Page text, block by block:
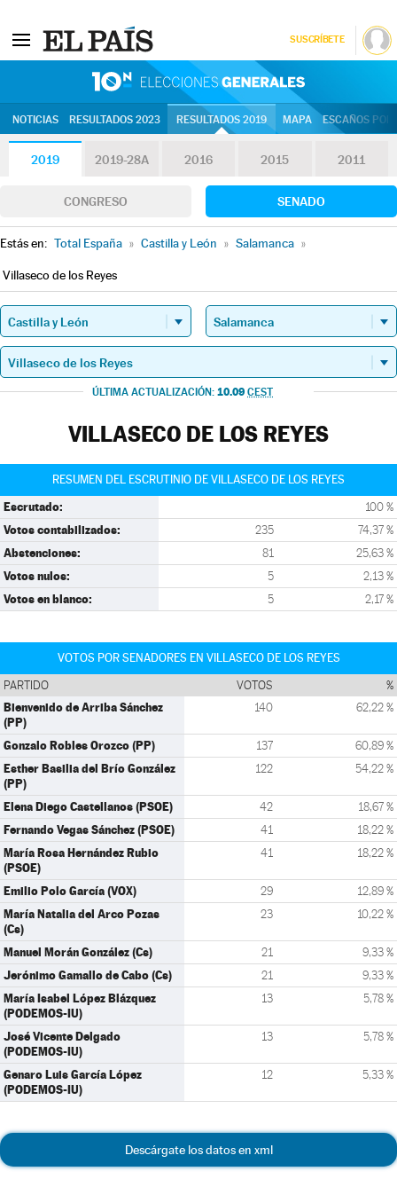
SUSCRÍBETE
NOTICIAS RESULTADOS 2023 RESULTADOS 2019 MAPA ESCAÑOS
2019 2019-28A 2016 2015 2011
CONGRESO SENADO
Estás en: Total España » Castilla y León » Salamanca »
Villaseco de los Reyes
ÚLTIMA ACTUALIZACIÓN: 10.09 CEST
VILLASECO DE LOS REYES
RESUMEN DEL ESCRUTINIO DE VILLASECO DE LOS REYES
Escrutado: 100 %
Votos contabilizados: 235 74,37 %
Abstenciones: 81 25,63 %
Votos nulos: 5 2,13 %
Votos en blanco: 5 2,17 %
VOTOS POR SENADORES EN VILLASECO DE LOS REYES
PARTIDO VOTOS %
Bienvenido de Arriba Sánchez
(PP)
140 62,22 %
Gonzalo Robles Orozco (PP) 137 60,89 %
Esther Basilia del Brío González
(PP)
122 54,22 %
Elena Diego Castellanos (PSOE) 42 18,67 %
Fernando Vegas Sánchez (PSOE) 41 18,22 %
María Rosa Hernández Rubio
(PSOE)
41 18,22 %
Emilio Polo García (VOX) 29 12,89 %
María Natalia del Arco Pozas
(Cs)
23 10,22 %
Manuel Morán González (Cs) 21 9,33 %
Jerónimo Gamallo de Cabo (Cs) 21 9,33 %
María Isabel López Blázquez
(PODEMOS-IU)
13 5,78 %
José Vicente Delgado
(PODEMOS-IU)
13 5,78 %
Genaro Luis García López
(PODEMOS-IU)
12 5,33 %
Descárgate los datos en xml